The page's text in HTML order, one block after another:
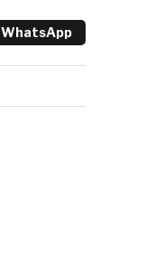
WhatsApp